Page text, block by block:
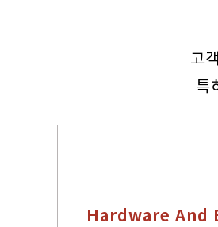
고
특
Hardware